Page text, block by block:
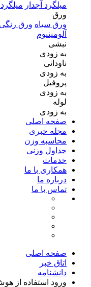
میلگرد آجدار
ورق
ورق سیاه ورق رنگی
آلومینیوم
نبشی
به زودی
ناودانی
به زودی
پروفیل
به زودی
لوله
به زودی
صفحه اصلی
مجله خبری
محاسبه وزن
جداول وزنی
خدمات
همکاری با ما
درباره ما
تماس با ما
صفحه اصلی
اتاق خبر
دانشنامه
ورود استفاده از